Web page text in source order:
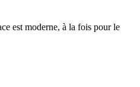
est moderne, à la fois pour le